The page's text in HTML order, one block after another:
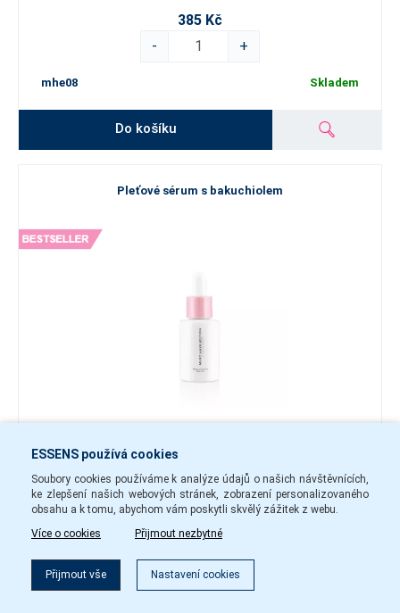
385 Kč
-
+
mhe08 Skladem
Do košíku
Pleťové sérum s bakuchiolem
mhe09 Skladem
ESSENS používá cookies
Soubory cookies používáme k analýze údajů o našich návštěvnících,
ke zlepšení našich webových stránek, zobrazení personalizovaného
obsahu a k tomu, abychom vám poskytli skvělý zážitek z webu.
Více o cookies
Přijmout nezbytné
Přijmout vše Nastavení cookies